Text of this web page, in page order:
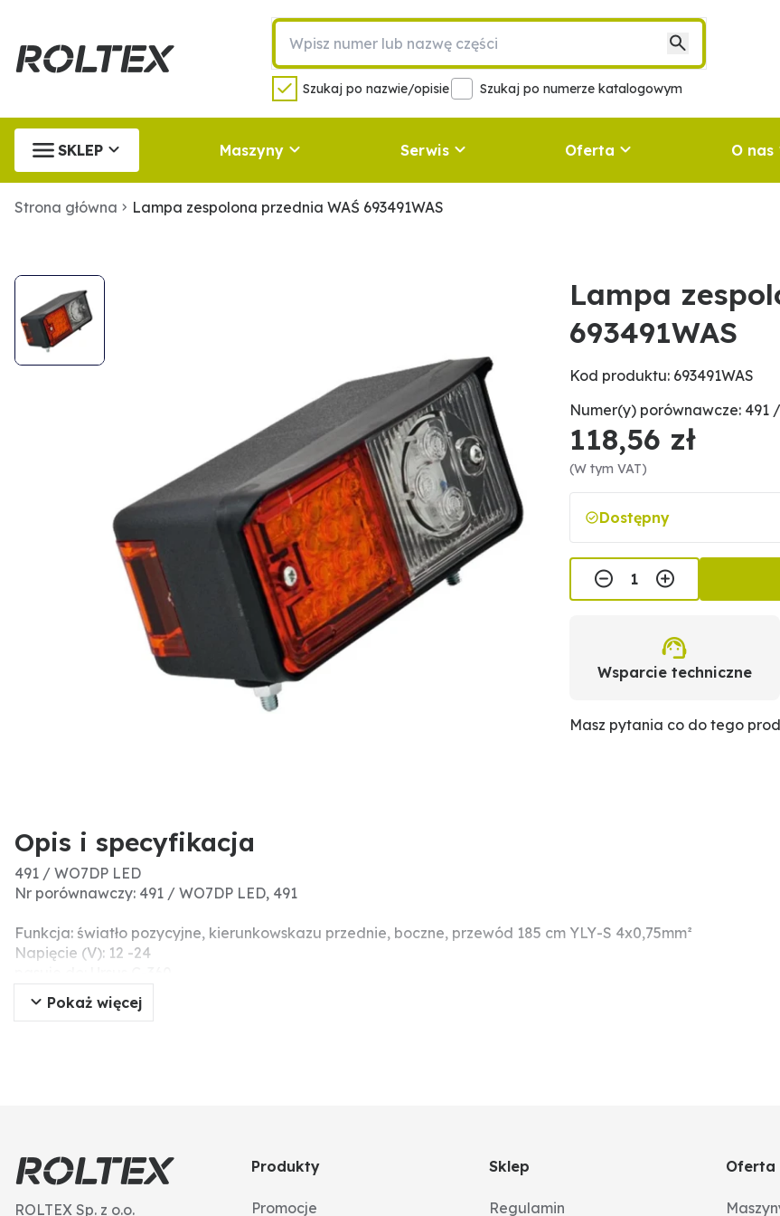
Szukaj po nazwie/opisie Szukaj po numerze katalogowym
SKLEP Maszyny Serwis Oferta O nas
Strona główna Lampa zespolona przednia WAŚ 693491WAS
Lampa
693491WAS
Kod produktu: 693491WAS
Numer(y) porównawcze: 491 /
118,56 zł
(W tym VAT)
Dostępny
Wsparcie techniczne
Masz pytania co do tego
Opis i specyfikacja
491 / WO7DP LED
Nr porównawczy: 491 / WO7DP LED, 491
Funkcja: światło pozycyjne, kierunkowskazu przednie, boczne, przewód 185 cm YLY-S 4x0,75mm²
Napięcie (V): 12 -24
Wersja: przednia
Stopień ochrony: IP66/68
Pokaż więcej
ROLTEX Sp. z o.o.
Produkty
Promocje
Sklep
Regulamin
Oferta